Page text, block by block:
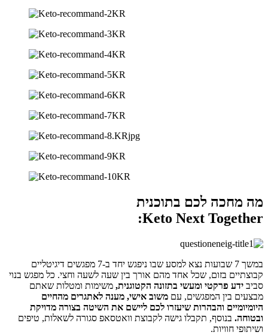
מה מחכה לכם בתוכנית
Keto Next Together:
במשך 7 שבועות נצא למסע שבו ניפגש יחד ב-7 מפגשים דיגיטליים
קבוצתיים בזום, שכל אחד מהם אורך בין שעה לשעה וחצי. כל מפגש בנוי
סביב ידע פרקטי ומעשי בתזונה הקטוגנית, משימות ומטלות שאתם
מבצעים בין המפגשים, עם משוב אישי, מענה לאתגרים מהחיים
היומיומיים והבהרות שיעזרו לכם ליישם את השיטה בצורה מדויקת
ובטוחה. בנוסף, תקבלו גישה לקבוצת וואטסאפ סגורה לשאלות, טיפים
ושיתופי חוויות.